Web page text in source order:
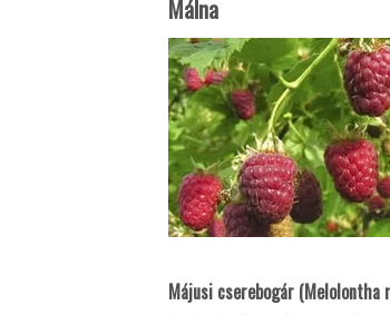
Málna
Májusi cserebogár (Melolontha